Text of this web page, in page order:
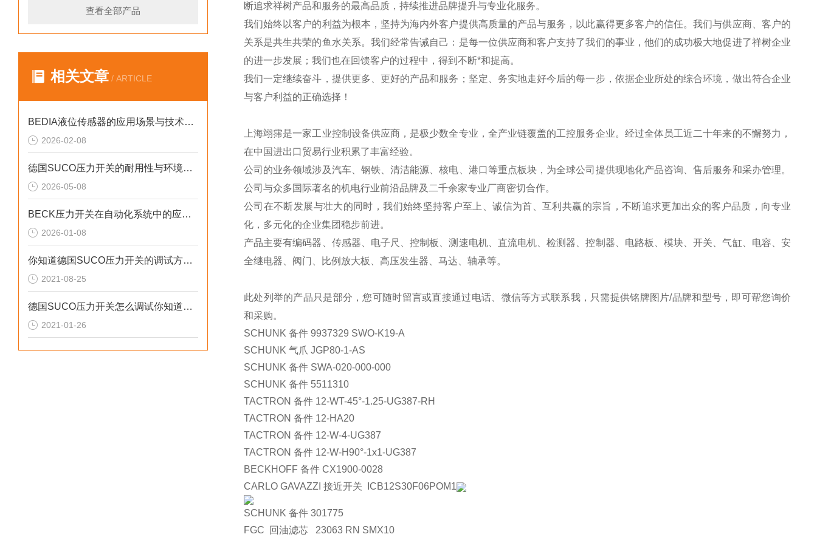
查看全部产品
相关文章 / ARTICLE
BEDIA液位传感器的应用场景与技术优势概述
2026-02-08
德国SUCO压力开关的耐用性与环境适应性分析
2026-05-08
BECK压力开关在自动化系统中的应用说明
2026-01-08
你知道德国SUCO压力开关的调试方法和注意事项吗
2021-08-25
德国SUCO压力开关怎么调试你知道吗？快来学习这套可靠的方法吧！
2021-01-26
断追求祥树产品和服务的最高品质，持续推进品牌提升与专业化服务。
我们始终以客户的利益为根本，坚持为海内外客户提供高质量的产品与服务，以此赢得更多客户的信任。我们与供应商、客户的
关系是共生共荣的鱼水关系。我们经常告诫自己：是每一位供应商和客户支持了我们的事业，他们的成功极大地促进了祥树企业
的进一步发展；我们也在回馈客户的过程中，得到不断*和提高。
我们一定继续奋斗，提供更多、更好的产品和服务；坚定、务实地走好今后的每一步，依据企业所处的综合环境，做出符合企业
与客户利益的正确选择！
上海翊霈是一家工业控制设备供应商，是极少数全专业，全产业链覆盖的工控服务企业。经过全体员工近二十年来的不懈努力，
在中国进出口贸易行业积累了丰富经验。
公司的业务领域涉及汽车、钢铁、清洁能源、核电、港口等重点板块，为全球公司提供现地化产品咨询、售后服务和采办管理。
公司与众多国际著名的机电行业前沿品牌及二千余家专业厂商密切合作。
公司在不断发展与壮大的同时，我们始终坚持客户至上、诚信为首、互利共赢的宗旨，不断追求更加出众的客户品质，向专业
化，多元化的企业集团稳步前进。
产品主要有编码器、传感器、电子尺、控制板、测速电机、直流电机、检测器、控制器、电路板、模块、开关、气缸、电容、安
全继电器、阀门、比例放大板、高压发生器、马达、轴承等。
此处列举的产品只是部分，您可随时留言或直接通过电话、微信等方式联系我，只需提供铭牌图片/品牌和型号，即可帮您询价
和采购。
SCHUNK 备件 9937329 SWO-K19-A
SCHUNK 气爪 JGP80-1-AS
SCHUNK 备件 SWA-020-000-000
SCHUNK 备件 5511310
TACTRON 备件 12-WT-45°-1.25-UG387-RH
TACTRON 备件 12-HA20
TACTRON 备件 12-W-4-UG387
TACTRON 备件 12-W-H90°-1x1-UG387
BECKHOFF 备件 CX1900-0028
CARLO GAVAZZI 接近开关  ICB12S30F06POM1
SCHUNK 备件 301775
FGC  回油滤芯   23063 RN SMX10